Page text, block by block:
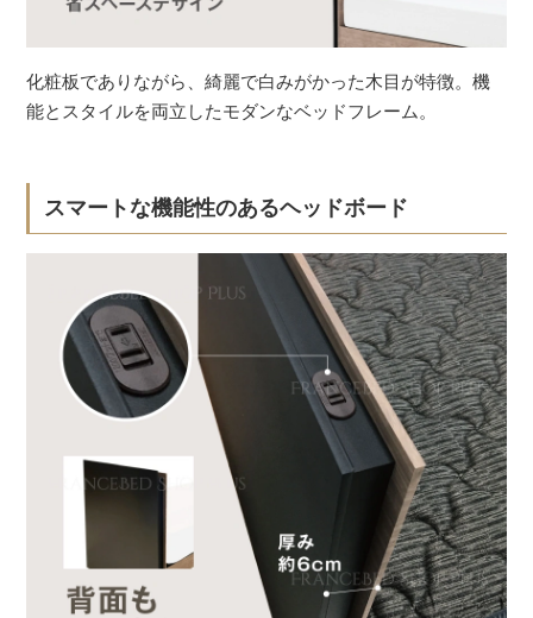
化粧板でありながら、綺麗で白みがかった木目が特徴。機
能とスタイルを両立したモダンなベッドフレーム。
スマートな機能性のあるヘッドボード